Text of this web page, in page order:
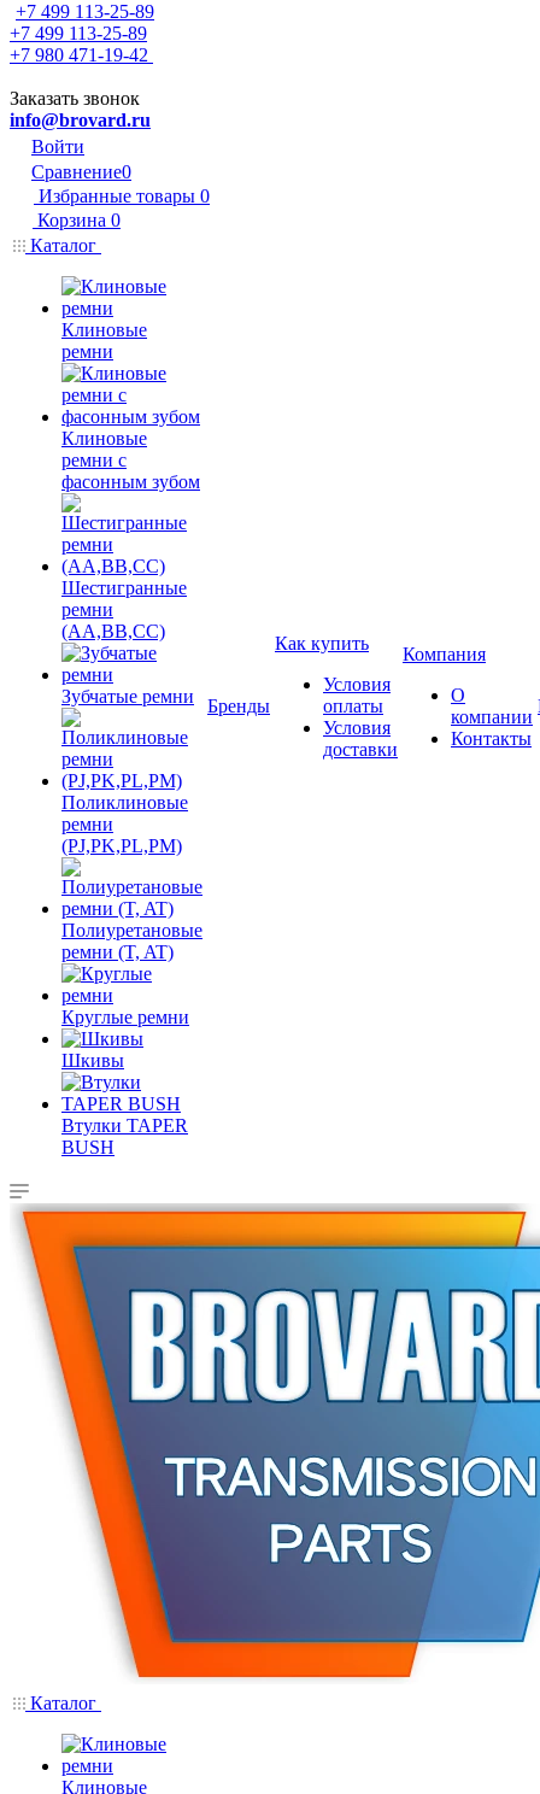
+7 499 113-25-89
+7 499 113-25-89
+7 980 471-19-42
Заказать звонок
info@brovard.ru
Войти
Сравнение0
Избранные товары 0
Корзина 0
Каталог
Клиновые
ремни
Клиновые
ремни с
фасонным зубом
Шестигранные
ремни
(AA,BB,CC)
Зубчатые ремни
Поликлиновые
ремни
(PJ,PK,PL,PM)
Полиуретановые
ремни (T, AT)
Круглые ремни
Шкивы
Втулки TAPER
BUSH
Бренды
Как купить
Условия
оплаты
Условия
доставки
Компания
О
компании
Контакты
Каталог
Клиновые